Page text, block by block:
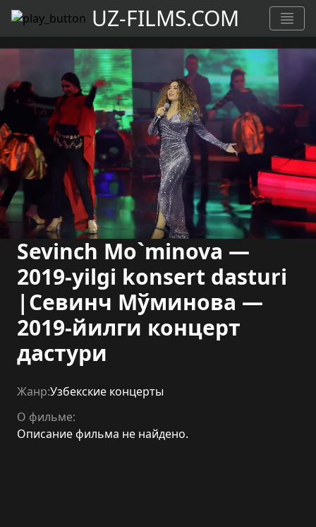
UZ-FILMS.COM
Sevinch Mo`minova —
2019-yilgi konsert dasturi
|Севинч Мўминова —
2019-йилги концерт
дастури
Жанр:Узбекские концерты
О фильме:
Описание фильма не найдено.